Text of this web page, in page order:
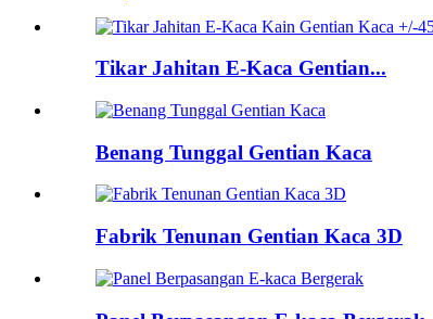
Tikar Jahitan E-Kaca Gentian...
Benang Tunggal Gentian Kaca
Fabrik Tenunan Gentian Kaca 3D